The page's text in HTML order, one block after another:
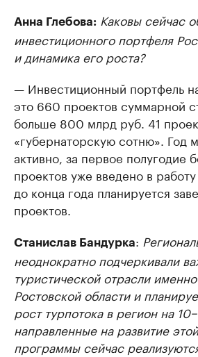
Анна Глебова: Каковы сейчас
инвестиционного портфеля
и динамика его роста?
— Инвестиционный портфель
это 660 проектов суммарной
больше 800 млрд руб. 41
«губернаторскую сотню». Год
активно, за первое полугодие
проектов уже введено в
до конца года планируется
проектов.
Станислав Бандурка:
неоднократно подчеркивали
туристической отрасли
Ростовской области и
рост турпотока в регион на
направленные на развитие
программы сейчас